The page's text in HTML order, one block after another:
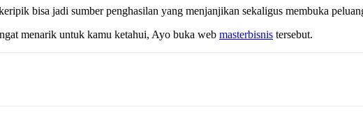
bisa jadi sumber penghasilan yang menjanjikan sekaligus membuka
menarik untuk kamu ketahui, Ayo buka web masterbisnis tersebut.